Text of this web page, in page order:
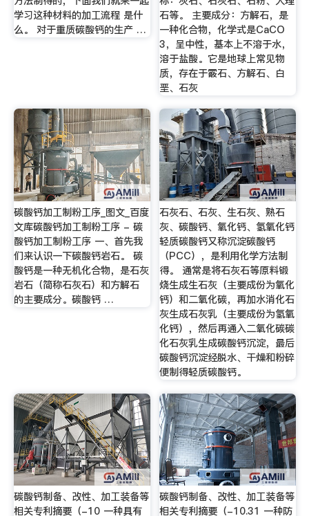
学习这种材料的加工流程 是什
么。 对于重质碳酸钙的生产 …
石等。 主要成分：方解石，是
一种化合物，化学式是CaCO
3，呈中性，基本上不溶于水，
溶于盐酸。它是地球上常见物
质，存在于霰石、方解石、白
垩、石灰
碳酸钙加工制粉工序_图文_百度
文库碳酸钙加工制粉工序 - 碳
酸钙加工制粉工序 一、首先我
们来认识一下碳酸钙岩石。 碳
酸钙是一种无机化合物，是石灰
岩石（简称石灰石）和方解石
的主要成分。碳酸钙 …
石灰石、石灰、生石灰、熟石
灰、碳酸钙、氧化钙、氢氧化钙
轻质碳酸钙又称沉淀碳酸钙
（PCC），是利用化学方法制
得。 通常是将石灰石等原料锻
烧生成生石灰（主要成份为氧化
钙）和二氧化碳，再加水消化石
灰生成石灰乳（主要成份为氢氧
化钙），然后再通入二氧化碳碳
化石灰乳生成碳酸钙沉淀，最后
碳酸钙沉淀经脱水、干燥和粉碎
便制得轻质碳酸钙。
碳酸钙制备、改性、加工装备等
相关专利摘要（-10 一种具有
碳酸钙制备、改性、加工装备等
相关专利摘要（-10.31 一种防